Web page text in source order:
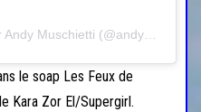
Une publication partagée par Andy Muschietti (@andy_muschietti)
le soap Les Feux de
Kara Zor El/Supergirl.